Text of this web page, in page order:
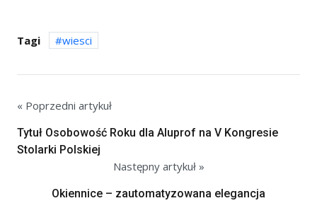
Tagi wiesci
« Poprzedni artykuł
Tytuł Osobowość Roku dla Aluprof na V Kongresie
Stolarki Polskiej
Następny artykuł »
Okiennice – zautomatyzowana elegancja